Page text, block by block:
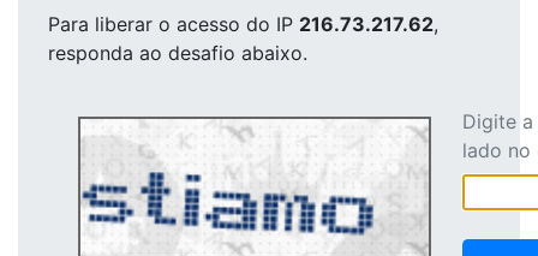
Para liberar o acesso do IP 216.73.217.62,
responda ao desafio abaixo.
Digite
lado no